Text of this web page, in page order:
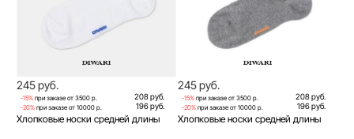
245 руб.
-15% при заказе от 3500 р. 208 руб.
-20% при заказе от 10000 р. 196 руб.
Хлопковые носки средней длины
245 руб.
-15% при заказе от 3500 р. 208 руб.
-20% при заказе от 10000 р. 196 руб.
Хлопковые носки средней длины